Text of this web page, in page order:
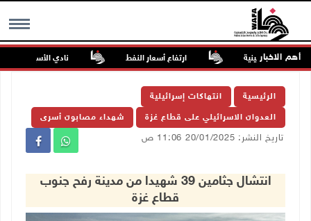
MENU أهم الاخبار
الفلسطينية ارتفاع أسعار النفط نادي الأسير: تجديد
الرئيسية انتهاكات إسرائيلية
العدوان الاسرائيلي على قطاع غزة شهداء مصابون أسرى
تاريخ النشر: 20/01/2025 11:06 ص
انتشال جثامين 39 شهيدا من مدينة رفح جنوب
قطاع غزة